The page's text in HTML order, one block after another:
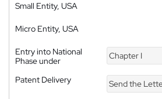
Small Entity, USA
Micro Entity, USA
Entry into National
Phase under
Chapter I
Patent Delivery Send the Letters